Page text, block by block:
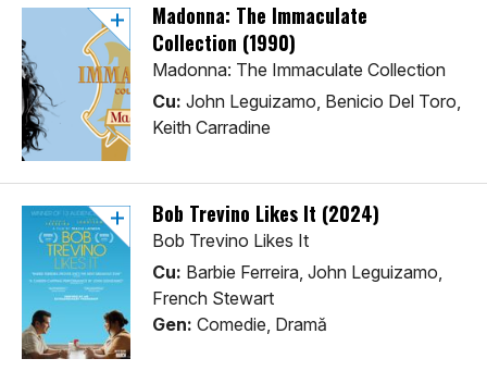
Madonna: The Immaculate
Collection (1990)
Madonna: The Immaculate Collection
Cu: John Leguizamo, Benicio Del Toro,
Keith Carradine
Bob Trevino Likes It (2024)
Bob Trevino Likes It
Cu: Barbie Ferreira, John Leguizamo,
French Stewart
Gen: Comedie, Dramă